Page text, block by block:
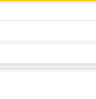
упаковка.